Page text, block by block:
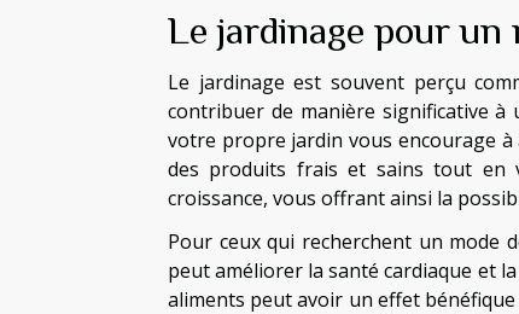
Le jardinage pour un
Le jardinage est souvent perçu
contribuer de manière significative à
votre propre jardin vous encourage
des produits frais et sains tout en
croissance, vous offrant ainsi la
Pour ceux qui recherchent un mode
peut améliorer la santé cardiaque et
aliments peut avoir un effet